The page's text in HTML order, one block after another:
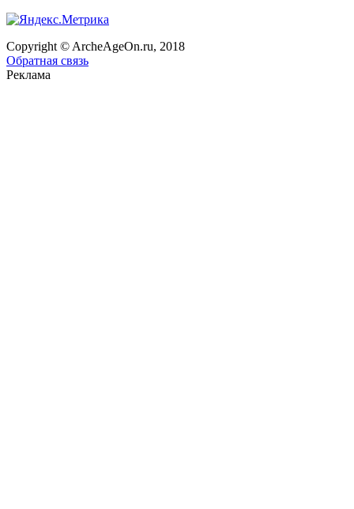
Copyright © ArcheAgeOn.ru, 2018
Обратная связь
Реклама